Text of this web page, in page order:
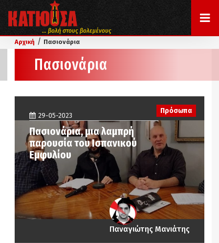
... βολή στους βολεμένους
Αρχική / Πασιονάρια
Πασιονάρια
Πρόσωπα
29-05-2023
Πασιονάρια, μια λαμπρή
παρουσία του Ισπανικού
Εμφυλίου
Παναγιώτης Μανιάτης